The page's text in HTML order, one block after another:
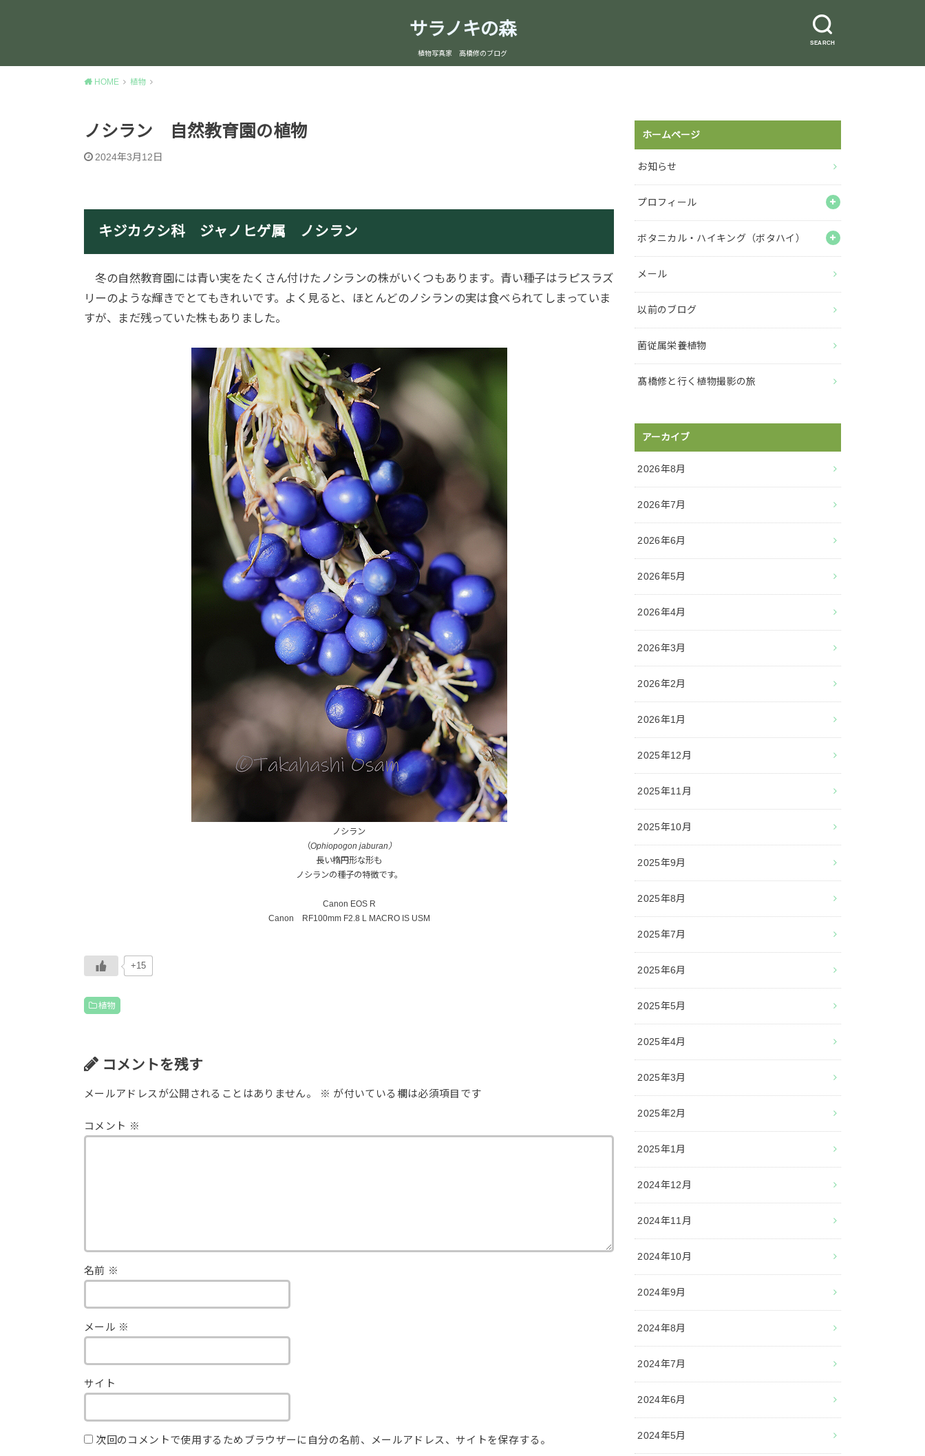
SEARCH
サラノキの森
植物写真家 高橋修のブログ
HOME 植物
ノシラン 自然教育園の植物
2024年3月12日
キジカクシ科 ジャノヒゲ属 ノシラン
冬の自然教育園には青い実をたくさん付けたノシランの株がいくつもあります。青い種子はラピスラズ
リーのような輝きでとてもきれいです。よく見ると、ほとんどのノシランの実は食べられてしまっていま
すが、まだ残っていた株もありました。
ノシラン
（Ophiopogon jaburan）
長い楕円形な形も
ノシランの種子の特徴です。
Canon EOS R
Canon RF100mm F2.8 L MACRO IS USM
+15
植物
コメントを残す
メールアドレスが公開されることはありません。 ※ が付いている欄は必須項目です
コメント ※
名前 ※
メール ※
サイト
次回のコメントで使用するためブラウザーに自分の名前、メールアドレス、サイトを保存する。
ホームページ
お知らせ
プロフィール
ボタニカル・ハイキング（ボタハイ）
メール
以前のブログ
菌従属栄養植物
髙橋修と行く植物撮影の旅
アーカイブ
2026年8月
2026年7月
2026年6月
2026年5月
2026年4月
2026年3月
2026年2月
2026年1月
2025年12月
2025年11月
2025年10月
2025年9月
2025年8月
2025年7月
2025年6月
2025年5月
2025年4月
2025年3月
2025年2月
2025年1月
2024年12月
2024年11月
2024年10月
2024年9月
2024年8月
2024年7月
2024年6月
2024年5月